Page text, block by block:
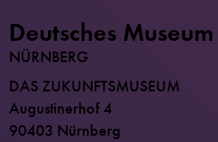
Deutsches Museum
NÜRNBERG
DAS ZUKUNFTSMUSEUM
Augustinerhof 4
90403 Nürnberg